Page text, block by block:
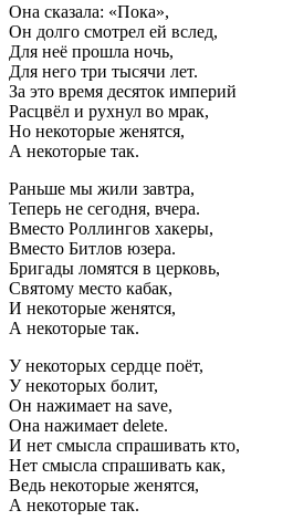
Она сказала: «Пока»,
Он долго смотрел ей вслед,
Для неё прошла ночь,
Для него три тысячи лет.
За это время десяток империй
Расцвёл и рухнул во мрак,
Но некоторые женятся,
А некоторые так.
Раньше мы жили завтра,
Теперь не сегодня, вчера.
Вместо Роллингов хакеры,
Вместо Битлов юзера.
Бригады ломятся в церковь,
Святому место кабак,
И некоторые женятся,
А некоторые так.
У некоторых сердце поёт,
У некоторых болит,
Он нажимает на save,
Она нажимает delete.
И нет смысла спрашивать кто,
Нет смысла спрашивать как,
Ведь некоторые женятся,
А некоторые так.